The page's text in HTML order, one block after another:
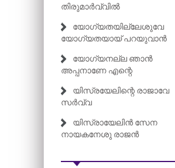
തിരുമാർവ്വിൽ
യോഗ്യതയില്ലേശുവേ
യോഗ്യതയായ് പറയുവാൻ
യോഗ്യനല്ല ഞാൻ
അപ്പനാണേ എന്റെ
യിസ്രയേലിന്റെ രാജാവേ
സർവ്വ
യിസ്രായേലിൻ സേന
നായകനേശു രാജൻ